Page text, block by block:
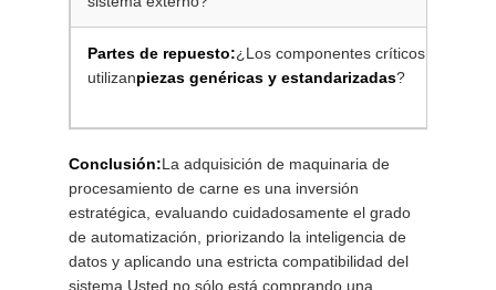
Partes de repuesto:¿Los componentes críticos
utilizanpiezas genéricas y estandarizadas?
Conclusión:La adquisición de maquinaria de
procesamiento de carne es una inversión
estratégica, evaluando cuidadosamente el grado
de automatización, priorizando la inteligencia de
datos y aplicando una estricta compatibilidad del
sistema,Usted no sólo está comprando una